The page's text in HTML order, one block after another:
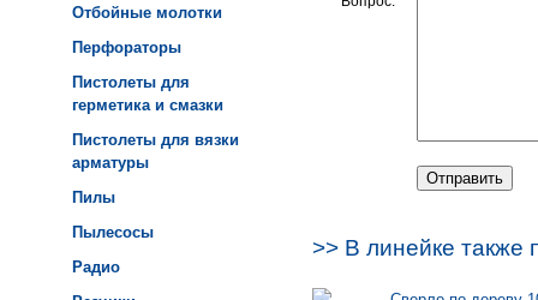
Отбойные молотки
Перфораторы
Пистолеты для
герметика и смазки
Пистолеты для вязки
арматуры
Пилы
Пылесосы
Радио
>> В линейке также